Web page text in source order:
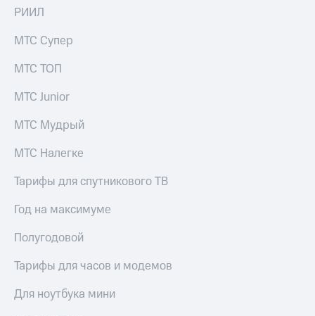
РИИЛ
МТС Супер
МТС ТОП
МТС Junior
МТС Мудрый
МТС Налегке
Тарифы для спутникового ТВ
Год на максимуме
Полугодовой
Тарифы для часов и модемов
Для ноутбука мини